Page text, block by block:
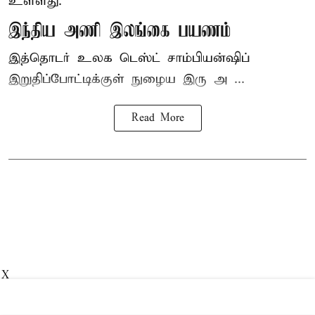
இந்திய அணி இலங்கை பயணம்
இத்தொடர் உலக டெஸ்ட் சாம்பியன்ஷிப்
இறுதிப்போட்டிக்குள் நுழைய இரு அ ...
Read More
X